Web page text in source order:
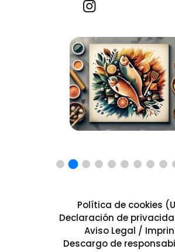
Política de cookies
Declaración de
Aviso Legal /
Descargo de